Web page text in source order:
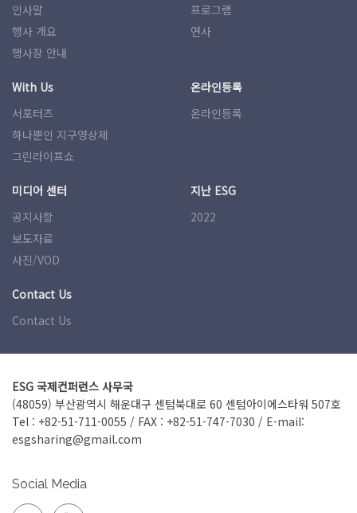
인사말
행사 개요
행사장 안내
프로그램
연사
With Us
서포터즈
하나뿐인 지구영상제
그린라이프쇼
온라인등록
온라인등록
미디어 센터
공지사항
보도자료
사진/VOD
지난 ESG
2022
Contact Us
Contact Us
ESG 국제컨퍼런스 사무국
(48059) 부산광역시 해운대구 센텀북대로 60 센텀아이에스타워 507호
Tel : +82-51­-711-0055 / FAX : +82-51­-747-7030 / E-mail:
esgsharing@gmail.com
Social Media